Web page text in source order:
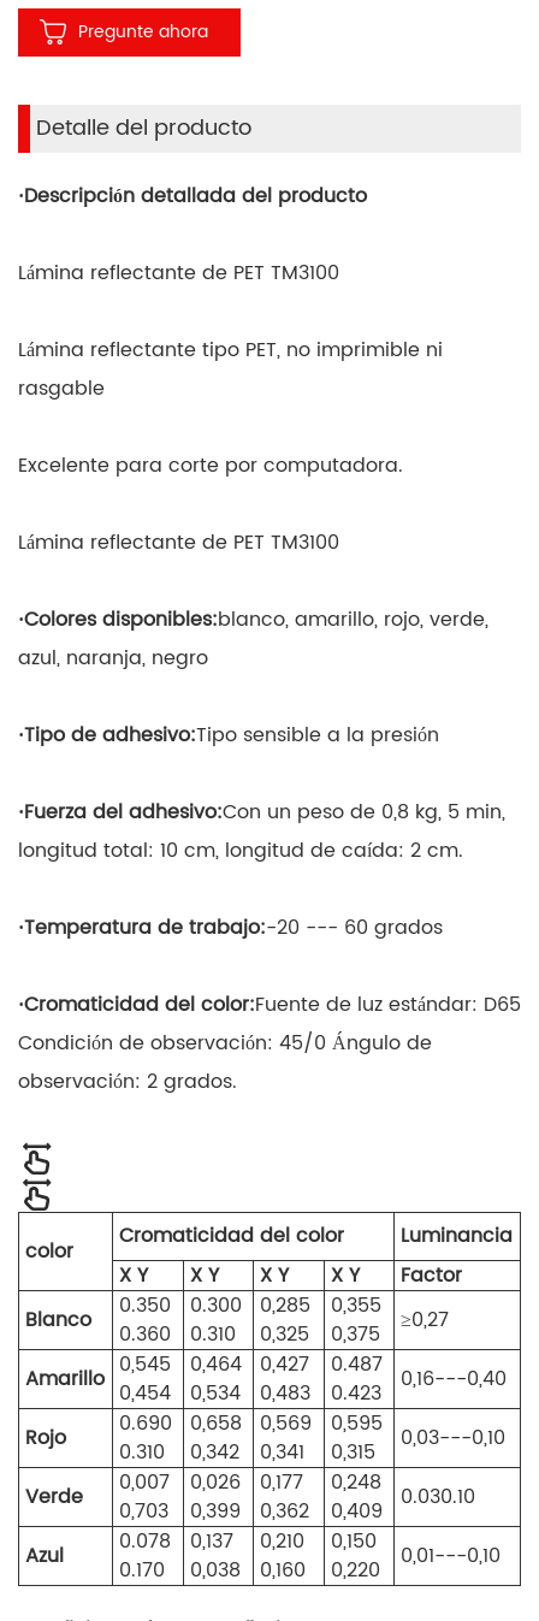
Pregunte ahora
Detalle del producto
·Descripción detallada del producto
Lámina reflectante de PET TM3100
Lámina reflectante tipo PET, no imprimible ni
rasgable
Excelente para corte por computadora.
Lámina reflectante de PET TM3100
·Colores disponibles:blanco, amarillo, rojo, verde,
azul, naranja, negro
·Tipo de adhesivo:Tipo sensible a la presión
·Fuerza del adhesivo:Con un peso de 0,8 kg, 5 min,
longitud total: 10 cm, longitud de caída: 2 cm.
·Temperatura de trabajo:-20 --- 60 grados
·Cromaticidad del color:Fuente de luz estándar: D65
Condición de observación: 45/0 Ángulo de
observación: 2 grados.
color Cromaticidad del color
Luminancia
X Y
X Y X Y X Y
Factor
Blanco
0.350
0.360
0.300
0.310
0,285
0,325
0,355
0,375
≥0,27
Amarillo 0,545
0,454
0,464
0,534
0,427
0,483
0.487
0.423
0,16---0,40
Rojo
0.690
0.310
0,658
0,342
0,569
0,341
0,595
0,315
0,03---0,10
Verde
0,007
0,703
0,026
0,399
0,177
0,362
0,248
0,409
0.030.10
Azul
0.078
0.170
0,137
0,038
0,210
0,160
0,150
0,220
0,01---0,10